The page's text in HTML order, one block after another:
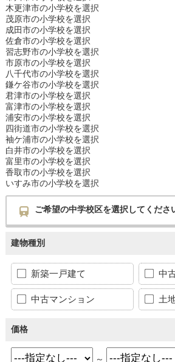
木更津市の小学校を選択
茂原市の小学校を選択
成田市の小学校を選択
佐倉市の小学校を選択
習志野市の小学校を選択
市原市の小学校を選択
八千代市の小学校を選択
鎌ケ谷市の小学校を選択
君津市の小学校を選択
富津市の小学校を選択
浦安市の小学校を選択
四街道市の小学校を選択
袖ケ浦市の小学校を選択
白井市の小学校を選択
富里市の小学校を選択
香取市の小学校を選択
いすみ市の小学校を選択
ご希望の中学校区を選択してくださ
建物種別
新築一戸建て 中
中古マンション 土
価格
～